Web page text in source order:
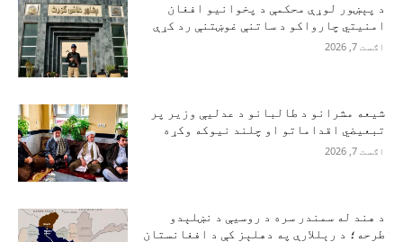
د پېښور لوړې محکمې د پخوانیو افغان
امنیتي چارواکو د ساتنې غوښتنې رد کړې
اګست 7, 2026
شیعه مشرانو د طالبانو د عدلیې وزیر پر
تبعیضي اقداماتو او چلند نیوکه وکړه
اګست 7, 2026
د هند له سمندر سره د روسیې د نښلېدو
طرحه؛ د رېللارې په دهلېز کې د افغانستان